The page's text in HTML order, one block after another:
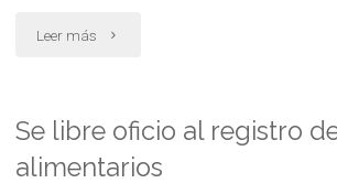
extras
Leer más "Telegrama
aclare
situación
Se libre oficio al registro
alimentarios